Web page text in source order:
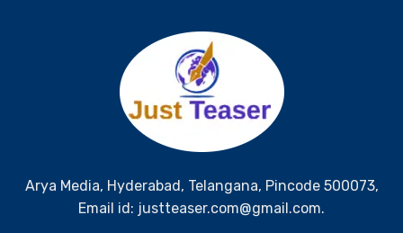
Arya Media, Hyderabad, Telangana, Pincode 500073,
Email id: justteaser.com@gmail.com.